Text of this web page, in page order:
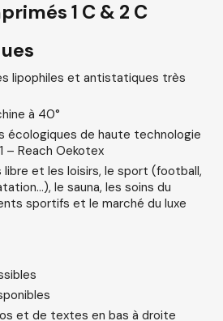
1 C & 2 C
lipophiles et antistatiques très
à 40°
écologiques de haute technologie
– Reach Oekotex
libre et les loisirs, le sport (football,
le sauna, les soins du
sportifs et le marché du luxe
et de textes en bas à droite